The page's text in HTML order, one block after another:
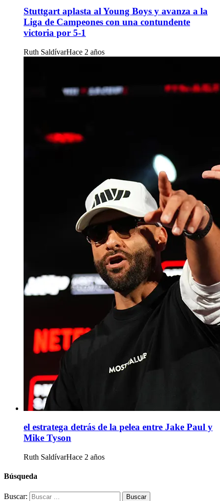
Stuttgart aplasta al Young Boys y avanza a la
Liga de Campeones con una contundente
victoria por 5-1
Ruth SaldívarHace 2 años
el estratega detrás de la pelea entre Jake Paul y
Mike Tyson
Ruth SaldívarHace 2 años
Búsqueda
Buscar: